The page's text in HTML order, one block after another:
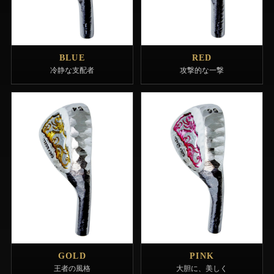
BLUE
冷静な支配者
RED
攻撃的な一撃
GOLD
王者の風格
PINK
大胆に、美しく